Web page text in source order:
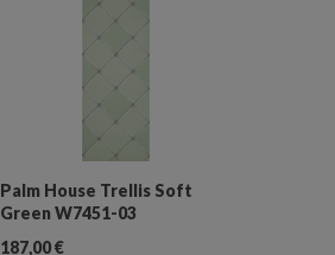
Palm House Trellis Soft
Green W7451-03
187,00€